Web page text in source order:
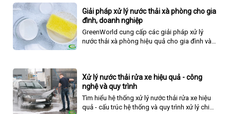
Giải pháp xử lý nước thải xà phòng cho gia
đình, doanh nghiệp
GreenWorld cung cấp các giải pháp xử lý
nước thải xà phòng hiệu quả cho gia đình và
Xử lý nước thải rửa xe hiệu quả - công
nghệ và quy trình
Tìm hiểu hệ thống xử lý nước thải rửa xe hiệu
quả - cấu trúc hệ thống và quy trình xử lý chi